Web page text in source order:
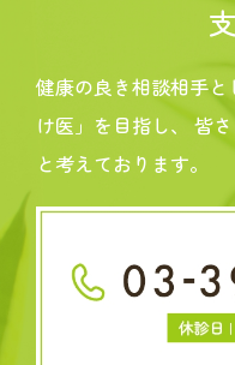
健康の良き相談相手と
け医」を目指し、皆さ
と考えております。